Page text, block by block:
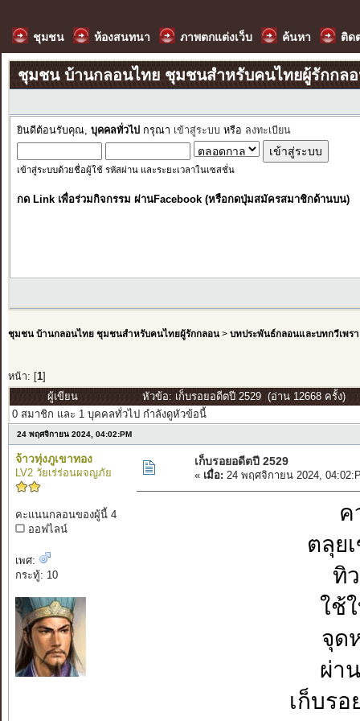
ชุมชน ห้องสนทนา ภาพตกแต่งเว็บ ค้นหา ติด
ชุมชน บ้านกลอนไทย ชุมชนสำหรับคนไทยผู้รักกล
ยินดีต้อนรับคุณ, บุคคลทั่วไป กรุณา เข้าสู่ระบบ หรือ ลงทะเบียน
เข้าสู่ระบบด้วยชื่อผู้ใช้ รหัสผ่าน และระยะเวลาในเซสชั่น
กด Link เพื่อร่วมกิจกรรม ผ่านFacebook (หรือกดปุ่มสมัครสมาชิกด้านบน)
ชุมชน บ้านกลอนไทย ชุมชนสำหรับคนไทยผู้รักกลอน> บทประพันธ์กลอนและบทกวีเพรา
หน้า: [ 1]
ผู้เขียน
หัวข้อ: เก็บรอยอดีตปี 2529 (อ่าน 12668 ครั้ง)
0 สมาชิก และ 1 บุคคลทั่วไป กำลังดูหัวข้อนี้
24 พฤศจิกายน 2024, 04:02:PM
จ้าวทุ่งภูเขาทอง
LV2 วัยเร่ร่อนผจญภัย
คะแนนกลอนของผู้นี้ 4
ออฟไลน์
เพศ:
กระทู้: 10
เก็บรอยอดีตปี 2529
« เมื่อ: 24 พฤศจิกายน 2024,
ค
ตลุย
ทิ
ใช้
จุด
ผ่า
เก็บรอ